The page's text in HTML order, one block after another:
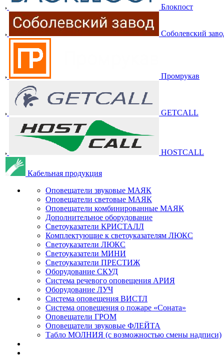
Блокпост
Соболевский
Промрукав
GETCALL
HOSTCALL
Кабельная продукция
Оповещатели звуковые МАЯК
Оповещатели световые МАЯК
Оповещатели комбинированные МАЯК
Дополнительное оборудование
Светоуказатели КРИСТАЛЛ
Комплектующие к светоуказателям ЛЮКС
Светоуказатели ЛЮКС
Светоуказатели МИНИ
Светоуказатели ПРЕСТИЖ
Оборудование СКУД
Система речевого оповещения АРИЯ
Оборудование ЛУЧ
Система оповещения ВИСТЛ
Система оповещения о пожаре «Соната»
Оповещатели ГРОМ
Оповещатели звуковые ФЛЕЙТА
Табло МОЛНИЯ (с возможностью смены надписи)